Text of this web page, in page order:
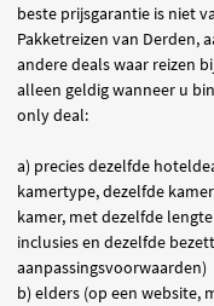
beste prijsgarantie is niet
Pakketreizen van Derden,
andere deals waar reizen
alleen geldig wanneer u
only deal:
a) precies dezelfde
kamertype, dezelfde
kamer, met dezelfde
inclusies en dezelfde
aanpassingsvoorwaarden)
b) elders (op een website,